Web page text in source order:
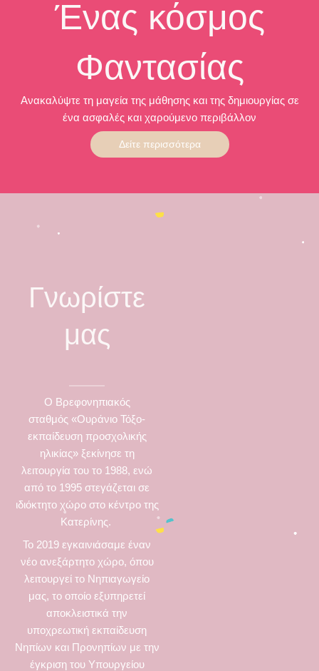
Ένας κόσμος
Φαντασίας
Ανακαλύψτε τη μαγεία της μάθησης και της δημιουργίας σε
ένα ασφαλές και χαρούμενο περιβάλλον
Δείτε περισσότερα
Γνωρίστε
μας
Ο Βρεφονηπιακός
σταθμός «Ουράνιο Τόξο-
εκπαίδευση προσχολικής
ηλικίας» ξεκίνησε τη
λειτουργία του το 1988, ενώ
από το 1995 στεγάζεται σε
ιδιόκτητο χώρο στο κέντρο της
Κατερίνης.
Το 2019 εγκαινιάσαμε έναν
νέο ανεξάρτητο χώρο, όπου
λειτουργεί το Νηπιαγωγείο
μας, το οποίο εξυπηρετεί
αποκλειστικά την
υποχρεωτική εκπαίδευση
Νηπίων και Προνηπίων με την
έγκριση του Υπουργείου